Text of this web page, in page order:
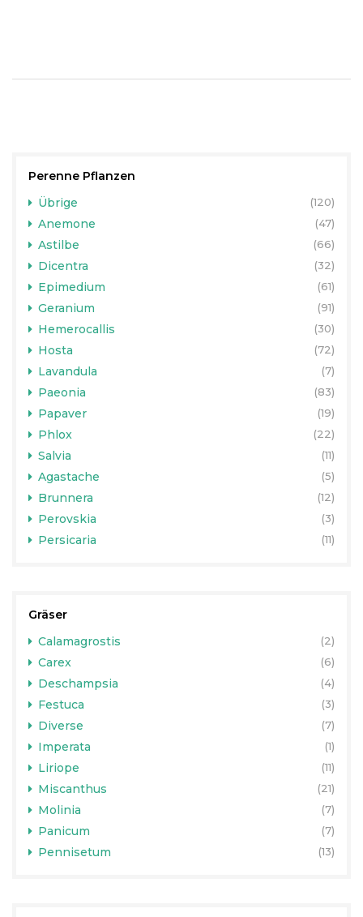
Perenne Pflanzen
Übrige
(120)
Anemone (47)
Astilbe (66)
Dicentra (32)
Epimedium (61)
Geranium (91)
Hemerocallis (30)
Hosta (72)
Lavandula (7)
Paeonia (83)
Papaver (19)
Phlox (22)
Salvia (11)
Agastache (5)
Brunnera (12)
Perovskia (3)
Persicaria (11)
Gräser
Calamagrostis
(2)
Carex (6)
Deschampsia (4)
Festuca (3)
Diverse (7)
Imperata (1)
Liriope (11)
Miscanthus (21)
Molinia (7)
Panicum (7)
Pennisetum (13)